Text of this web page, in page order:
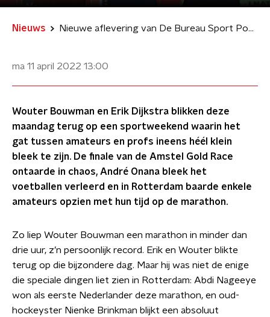
Nieuws Nieuwe aflevering van De Bureau Sport Podcast: Amateurisme in de Amstel Gold Race, een onzekere Onana en rennen in Rotterdam!
ma 11 april 2022 13:00
Wouter Bouwman en Erik Dijkstra blikken deze
maandag terug op een sportweekend waarin het
gat tussen amateurs en profs ineens héél klein
bleek te zijn. De finale van de Amstel Gold Race
ontaarde in chaos, André Onana bleek het
voetballen verleerd en in Rotterdam baarde enkele
amateurs opzien met hun tijd op de marathon.
Zo liep Wouter Bouwman een marathon in minder dan
drie uur, z’n persoonlijk record. Erik en Wouter blikte
terug op die bijzondere dag. Maar hij was niet de enige
die speciale dingen liet zien in Rotterdam: Abdi Nageeye
won als eerste Nederlander deze marathon, en oud-
hockeyster Nienke Brinkman blijkt een absoluut